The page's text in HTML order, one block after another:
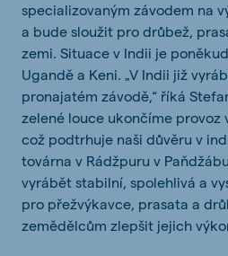
specializovaným závodem na
a bude sloužit pro drůbež,
zemi. Situace v Indii je
Ugandě a Keni. „V Indii již
pronajatém závodě,“ říká
zelené louce ukončíme provoz
což podtrhuje naši důvěru v
továrna v Rádžpuru v
vyrábět stabilní, spolehlivá a
pro přežvýkavce, prasata a
zemědělcům zlepšit jejich